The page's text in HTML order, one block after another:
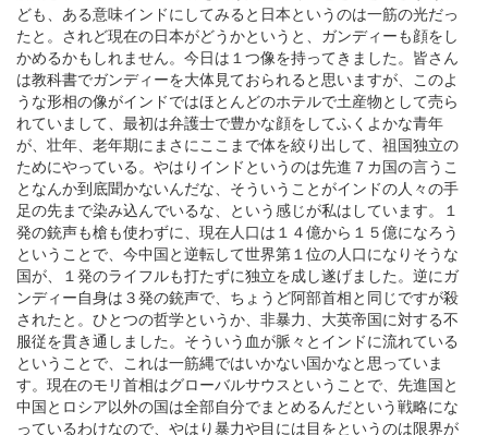
ども、ある意味インドにしてみると日本というのは一筋の光だっ
たと。されど現在の日本がどうかというと、ガンディーも顔をし
かめるかもしれません。今日は１つ像を持ってきました。皆さん
は教科書でガンディーを大体見ておられると思いますが、このよ
うな形相の像がインドではほとんどのホテルで土産物として売ら
れていまして、最初は弁護士で豊かな顔をしてふくよかな青年
が、壮年、老年期にまさにここまで体を絞り出して、祖国独立の
ためにやっている。やはりインドというのは先進７カ国の言うこ
となんか到底聞かないんだな、そういうことがインドの人々の手
足の先まで染み込んでいるな、という感じが私はしています。１
発の銃声も槍も使わずに、現在人口は１４億から１５億になろう
ということで、今中国と逆転して世界第１位の人口になりそうな
国が、１発のライフルも打たずに独立を成し遂げました。逆にガ
ンディー自身は３発の銃声で、ちょうど阿部首相と同じですが殺
されたと。ひとつの哲学というか、非暴力、大英帝国に対する不
服従を貫き通しました。そういう血が脈々とインドに流れている
ということで、これは一筋縄ではいかない国かなと思っていま
す。現在のモリ首相はグローバルサウスということで、先進国と
中国とロシア以外の国は全部自分でまとめるんだという戦略にな
っているわけなので、やはり暴力や目には目をというのは限界が